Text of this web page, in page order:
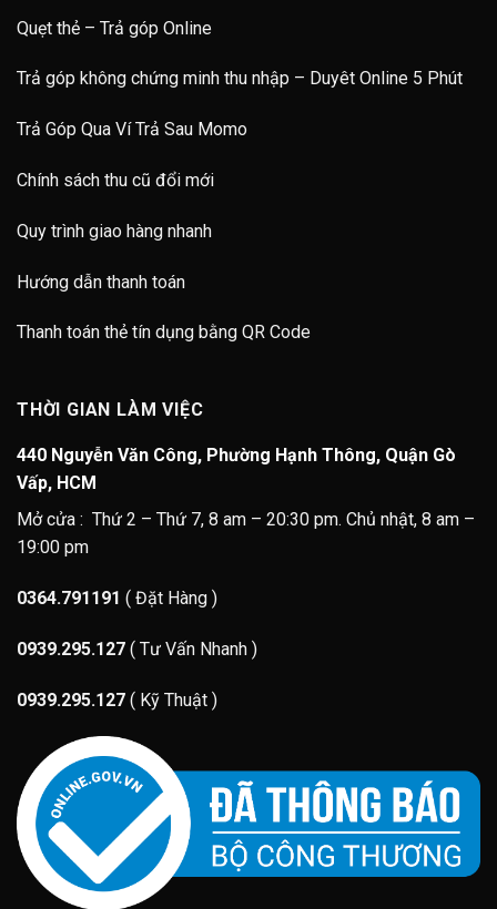
Quẹt thẻ – Trả góp Online
Trả góp không chứng minh thu nhập – Duyêt Online 5 Phút
Trả Góp Qua Ví Trả Sau Momo
Chính sách thu cũ đổi mới
Quy trình giao hàng nhanh
Hướng dẫn thanh toán
Thanh toán thẻ tín dụng bằng QR Code
THỜI GIAN LÀM VIỆC
440 Nguyễn Văn Công, Phường Hạnh Thông, Quận Gò
Vấp, HCM
Mở cửa : Thứ 2 – Thứ 7, 8 am – 20:30 pm. Chủ nhật, 8 am –
19:00 pm
0364.791191 ( Đặt Hàng )
0939.295.127 ( Tư Vấn Nhanh )
0939.295.127 ( Kỹ Thuật )